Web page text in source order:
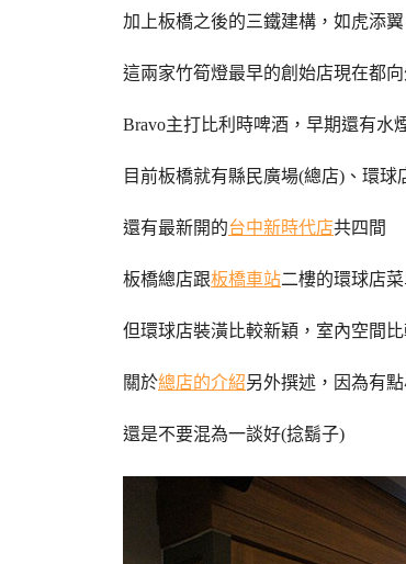
加上板橋之後的三鐵建構，如虎添翼
這兩家竹筍燈最早的創始店現在都
Bravo主打比利時啤酒，早期還有水
目前板橋就有縣民廣場(總店)、環球
還有最新開的台中新時代店共四間
板橋總店跟板橋車站二樓的環球店
但環球店裝潢比較新穎，室內空間
關於總店的介紹另外撰述，因為有
還是不要混為一談好(捻鬍子)